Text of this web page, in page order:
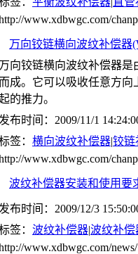
www.xdbwgc.com/
万向铰链横向波纹补偿器
万向铰链横向波纹补偿器
而成。它可以吸收任意方
的推力。
发布时间：2009/11/1
签： 横向波纹补偿器|铰链
www.xdbwgc.com/
波纹补偿器安装和使用要
发布时间：2009/12/3
签： 波纹补偿器|波纹补偿
www.xdbwgc.com/